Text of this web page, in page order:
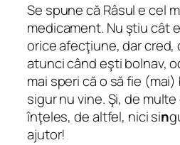
Se spune că Râsul e cel
medicament. Nu ştiu cât
orice afecţiune, dar cred,
atunci când eşti bolnav,
mai speri că o să fie (mai)
sigur nu vine. Şi, de
înţeles, de altfel, nici sin
ajutor!